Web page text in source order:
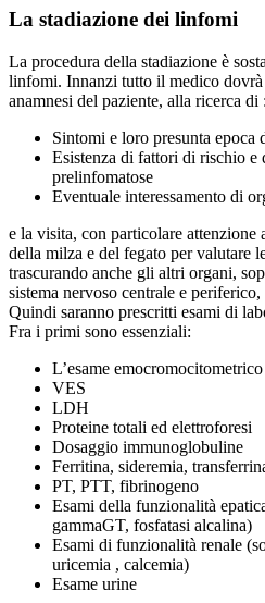
La stadiazione dei linfomi
La procedura della stadiazione è
linfomi. Innanzi tutto il medico dovrà
anamnesi del paziente, alla ricerca di :
Sintomi e loro presunta epoca
Esistenza di fattori di rischio e
prelinfomatose
Eventuale interessamento di
e la visita, con particolare
della milza e del fegato per valutare
trascurando anche gli altri organi,
sistema nervoso centrale e periferico,
Quindi saranno prescritti esami di
Fra i primi sono essenziali:
L’esame emocromocitometrico
VES
LDH
Proteine totali ed elettroforesi
Dosaggio immunoglobuline
Ferritina, sideremia,
PT, PTT, fibrinogeno
Esami della funzionalità
gammaGT, fosfatasi alcalina)
Esami di funzionalità renale
uricemia , calcemia)
Esame urine